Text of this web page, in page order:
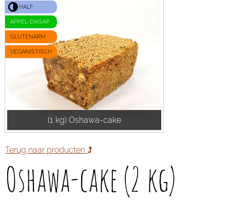
HALF
APPEL-DIKSAP
GLUTENARM
VEGANISTISCH
(1 kg) Oshawa-cake
Terug naar producten
Oshawa-cake (2 kg)